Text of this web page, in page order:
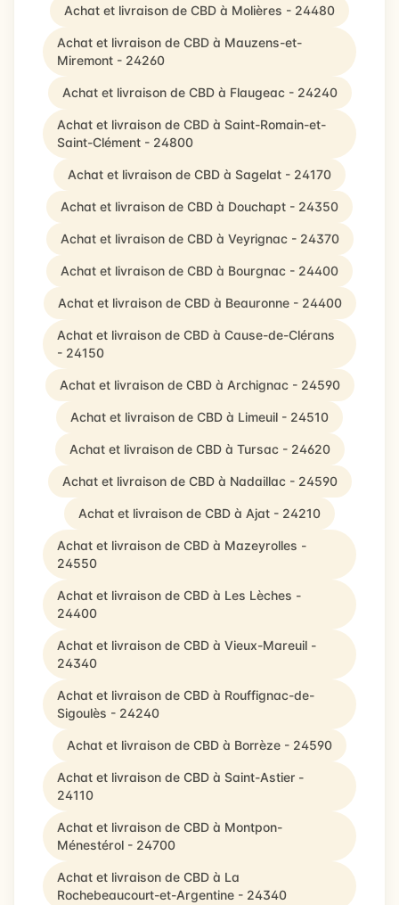
Achat et livraison de CBD à Molières - 24480
Achat et livraison de CBD à Mauzens-et-
Miremont - 24260
Achat et livraison de CBD à Flaugeac - 24240
Achat et livraison de CBD à Saint-Romain-et-
Saint-Clément - 24800
Achat et livraison de CBD à Sagelat - 24170
Achat et livraison de CBD à Douchapt - 24350
Achat et livraison de CBD à Veyrignac - 24370
Achat et livraison de CBD à Bourgnac - 24400
Achat et livraison de CBD à Beauronne - 24400
Achat et livraison de CBD à Cause-de-Clérans
- 24150
Achat et livraison de CBD à Archignac - 24590
Achat et livraison de CBD à Limeuil - 24510
Achat et livraison de CBD à Tursac - 24620
Achat et livraison de CBD à Nadaillac - 24590
Achat et livraison de CBD à Ajat - 24210
Achat et livraison de CBD à Mazeyrolles -
24550
Achat et livraison de CBD à Les Lèches -
24400
Achat et livraison de CBD à Vieux-Mareuil -
24340
Achat et livraison de CBD à Rouffignac-de-
Sigoulès - 24240
Achat et livraison de CBD à Borrèze - 24590
Achat et livraison de CBD à Saint-Astier -
24110
Achat et livraison de CBD à Montpon-
Ménestérol - 24700
Achat et livraison de CBD à La
Rochebeaucourt-et-Argentine - 24340